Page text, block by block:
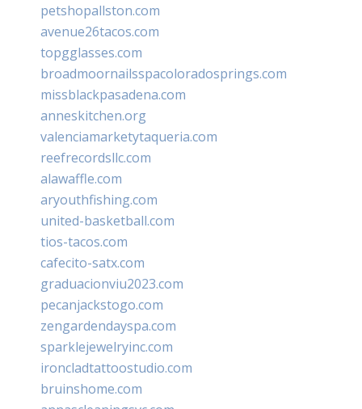
petshopallston.com
avenue26tacos.com
topgglasses.com
broadmoornailsspacoloradosprings.com
missblackpasadena.com
anneskitchen.org
valenciamarketytaqueria.com
reefrecordsllc.com
alawaffle.com
aryouthfishing.com
united-basketball.com
tios-tacos.com
cafecito-satx.com
graduacionviu2023.com
pecanjackstogo.com
zengardendayspa.com
sparklejewelryinc.com
ironcladtattoostudio.com
bruinshome.com